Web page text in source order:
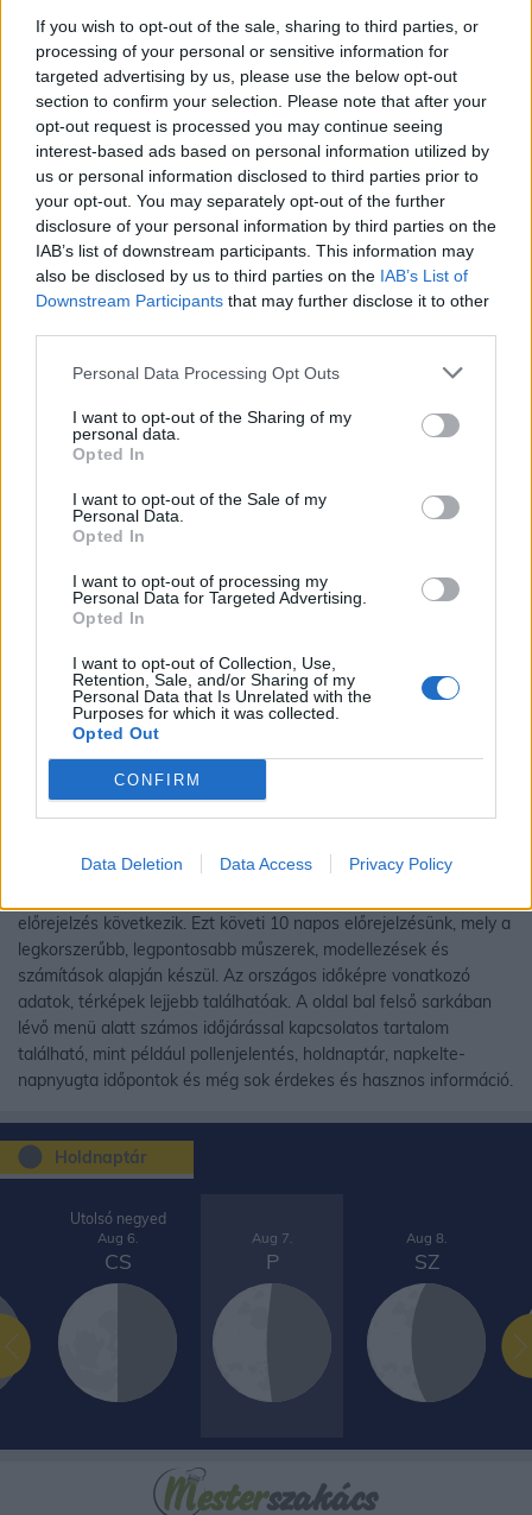
If you wish to opt-out of the sale, sharing to third parties, or
processing of your personal or sensitive information for
targeted advertising by us, please use the below opt-out
section to confirm your selection. Please note that after your
opt-out request is processed you may continue seeing
interest-based ads based on personal information utilized by
us or personal information disclosed to third parties prior to
your opt-out. You may separately opt-out of the further
disclosure of your personal information by third parties on the
IAB’s list of downstream participants. This information may
also be disclosed by us to third parties on the IAB’s List of
Downstream Participants that may further disclose it to other
Personal Data Processing Opt Outs
I want to opt-out of the Sharing of my
personal data.
Opted In
I want to opt-out of the Sale of my
Personal Data.
Opted In
I want to opt-out of processing my
Personal Data for Targeted Advertising.
Opted In
I want to opt-out of Collection, Use,
Retention, Sale, and/or Sharing of my
Personal Data that Is Unrelated with the
Purposes for which it was collected.
Opted Out
CONFIRM
Data Deletion Data Access Privacy Policy
Holdnaptár
Utolsó negyed
Aug 6.
CS
Aug 7.
P
Aug 8.
SZ
szélre és égképre vonatkozó előrejelzésünk az oldal tetején
előrejelzés következik. Ezt követi 10 napos előrejelzésünk, mely a
legkorszerűbb, legpontosabb műszerek, modellezések és
számítások alapján készül. Az országos időképre vonatkozó
adatok, térképek lejjebb találhatóak. A oldal bal felső sarkában
lévő menü alatt számos időjárással kapcsolatos tartalom
található, mint például pollenjelentés, holdnaptár, napkelte-
napnyugta időpontok és még sok érdekes és hasznos információ.
Balaton (Siófok)
27°
Velencei-tó
Duna (Budapest)
28°
Duna (Rajka)
25°
Tisza-tó
28°
Tisza (Tiszabecs)
26°
Fertő-tó
25°